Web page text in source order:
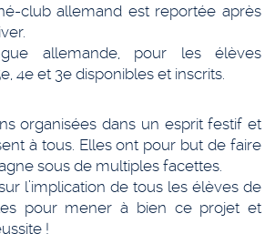
club allemand est reportée après
allemande, pour les élèves
4e et 3e disponibles et inscrits.
organisées dans un esprit festif et
à tous. Elles ont pour but de faire
sous de multiples facettes.
l’implication de tous les élèves de
pour mener à bien ce projet et
!